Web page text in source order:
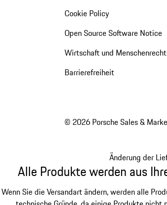
Cookie Policy
Open Source Software Notice
Wirtschaft und
Barrierefreiheit
© 2026 Porsche Sales &
Änderung der
Alle Produkte werden aus
Wenn Sie die Versandart ändern, werden alle